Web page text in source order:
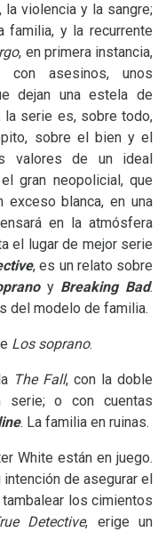
la violencia y la sangre;
familia, y la recurrente
, en primera instancia,
asesinos, unos
dejan una estela de
la serie es, sobre todo,
sobre el bien y el
valores de un ideal
gran neopolicial, que
blanca, en una
en la atmósfera
el lugar de mejor serie
, es un relato sobre
y Breaking Bad.
del modelo de familia.
Los soprano.
The Fall, con la doble
o con cuentas
. La familia en ruinas.
White están en juego.
de asegurar el
los cimientos
Detective, erige un